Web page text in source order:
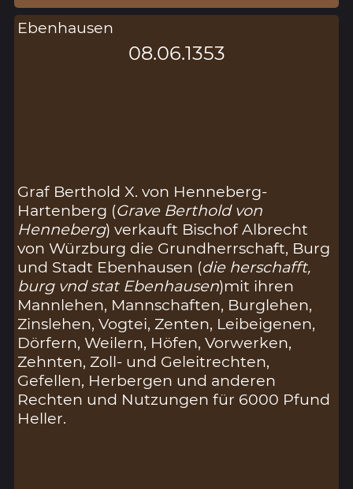
Ebenhausen
08.06.1353
Graf Berthold X. von Henneberg-
Hartenberg (Grave Berthold von
Henneberg) verkauft Bischof Albrecht
von Würzburg die Grundherrschaft, Burg
und Stadt Ebenhausen (die herschafft,
burg vnd stat Ebenhausen)mit ihren
Mannlehen, Mannschaften, Burglehen,
Zinslehen, Vogtei, Zenten, Leibeigenen,
Dörfern, Weilern, Höfen, Vorwerken,
Zehnten, Zoll- und Geleitrechten,
Gefellen, Herbergen und anderen
Rechten und Nutzungen für 6000 Pfund
Heller.